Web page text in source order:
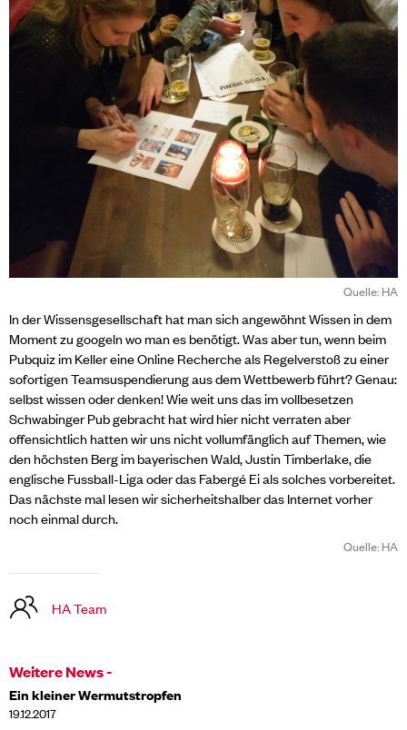
Quelle: HA
In der Wissensgesellschaft hat man sich angewöhnt Wissen in dem
Moment zu googeln wo man es benötigt. Was aber tun, wenn beim
Pubquiz im Keller eine Online Recherche als Regelverstoß zu einer
sofortigen Teamsuspendierung aus dem Wettbewerb führt? Genau:
selbst wissen oder denken! Wie weit uns das im vollbesetzen
Schwabinger Pub gebracht hat wird hier nicht verraten aber
offensichtlich hatten wir uns nicht vollumfänglich auf Themen, wie
den höchsten Berg im bayerischen Wald, Justin Timberlake, die
englische Fussball-Liga oder das Fabergé Ei als solches vorbereitet.
Das nächste mal lesen wir sicherheitshalber das Internet vorher
noch einmal durch.
Quelle: HA
HA Team
Weitere News -
Ein kleiner Wermutstropfen
19.12.2017